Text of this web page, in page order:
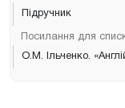
Підручник
Посилання для
О.М. Ільченко.